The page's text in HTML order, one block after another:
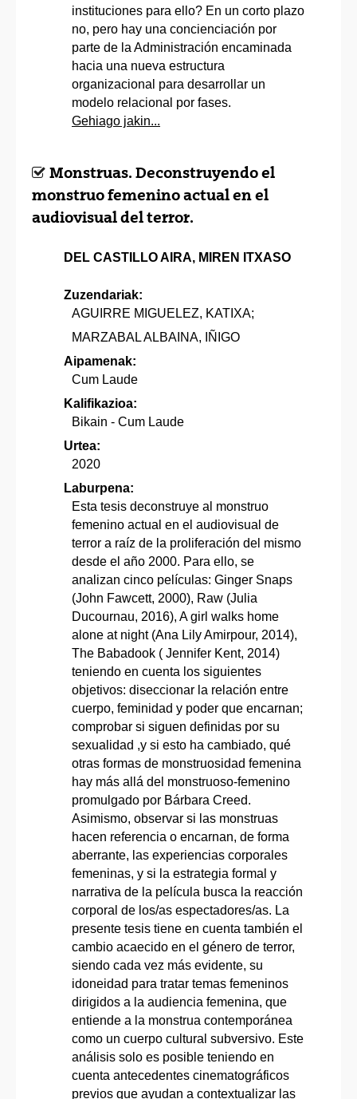
instituciones para ello? En un corto plazo
no, pero hay una concienciación por
parte de la Administración encaminada
hacia una nueva estructura
organizacional para desarrollar un
modelo relacional por fases.
Gehiago jakin...
Monstruas. Deconstruyendo el
monstruo femenino actual en el
audiovisual del terror.
DEL CASTILLO AIRA, MIREN ITXASO
Zuzendariak:
AGUIRRE MIGUELEZ, KATIXA;
MARZABAL ALBAINA, IÑIGO
Aipamenak:
Cum Laude
Kalifikazioa:
Bikain - Cum Laude
Urtea:
2020
Laburpena:
Esta tesis deconstruye al monstruo
femenino actual en el audiovisual de
terror a raíz de la proliferación del mismo
desde el año 2000. Para ello, se
analizan cinco películas: Ginger Snaps
(John Fawcett, 2000), Raw (Julia
Ducournau, 2016), A girl walks home
alone at night (Ana Lily Amirpour, 2014),
The Babadook ( Jennifer Kent, 2014)
teniendo en cuenta los siguientes
objetivos: diseccionar la relación entre
cuerpo, feminidad y poder que encarnan;
comprobar si siguen definidas por su
sexualidad ,y si esto ha cambiado, qué
otras formas de monstruosidad femenina
hay más allá del monstruoso-femenino
promulgado por Bárbara Creed.
Asimismo, observar si las monstruas
hacen referencia o encarnan, de forma
aberrante, las experiencias corporales
femeninas, y si la estrategia formal y
narrativa de la película busca la reacción
corporal de los/as espectadores/as. La
presente tesis tiene en cuenta también el
cambio acaecido en el género de terror,
siendo cada vez más evidente, su
idoneidad para tratar temas femeninos
dirigidos a la audiencia femenina, que
entiende a la monstrua contemporánea
como un cuerpo cultural subversivo. Este
análisis solo es posible teniendo en
cuenta antecedentes cinematográficos
previos que ayudan a contextualizar las